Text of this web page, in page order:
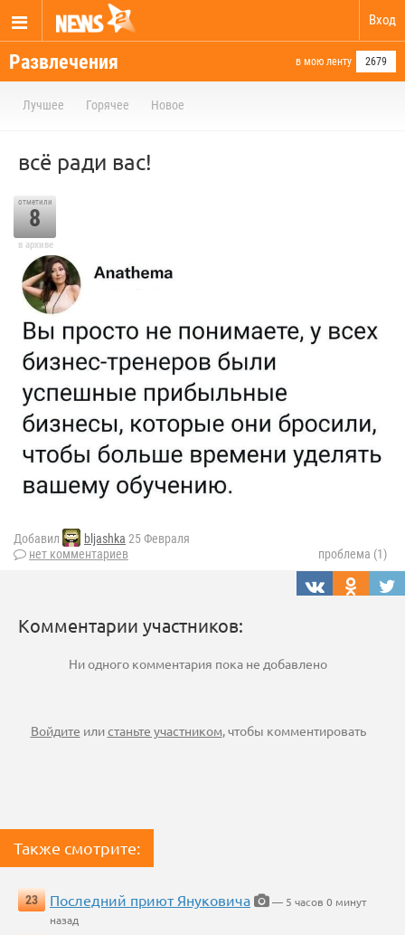
Вход
Развлечения в мою ленту 2679
Лучшее Горячее Новое
всё ради вас!
отметили
8
в архиве
Добавил bljashka 25 Февраля
нет комментариев
проблема (1)
Комментарии участников:
Ни одного комментария пока не добавлено
Войдите илистаньте участником, чтобы комментировать
Также смотрите:
23 Последний приют Януковича
— 5 часов 0 минут
назад